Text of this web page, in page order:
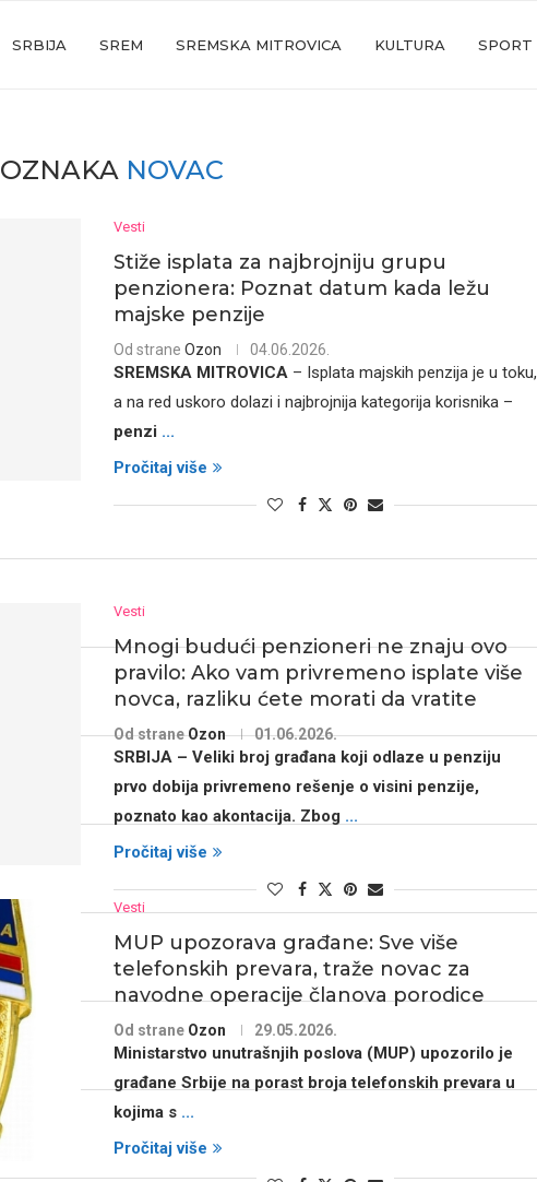
SRBIJA SREM SREMSKA MITROVICA KULTURA SPORT
OZNAKA NOVAC
Vesti
Stiže isplata za najbrojniju grupu
penzionera: Poznat datum kada ležu
majske penzije
Od strane Ozon 04.06.2026.
SREMSKA MITROVICA– Isplata majskih penzija je u toku,
a na red uskoro dolazi i najbrojnija kategorija korisnika –
penzi ...
Pročitaj više
Vesti
Mnogi budući penzioneri ne znaju ovo
pravilo: Ako vam privremeno isplate više
novca, razliku ćete morati da vratite
Od straneOzon 01.06.2026.
SRBIJA– Veliki broj građana koji odlaze u penziju
prvo dobija privremeno rešenje o visini penzije,
poznato kao akontacija. Zbog ...
Pročitaj više
Vesti
MUP upozorava građane: Sve više
telefonskih prevara, traže novac za
navodne operacije članova porodice
Od strane Ozon 29.05.2026.
Ministarstvo unutrašnjih poslova (MUP) upozorilo je
građane Srbije na porast brojatelefonskih prevarau
kojima s ...
Pročitaj više